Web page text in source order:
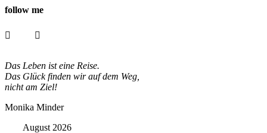
follow me
Das Leben ist eine Reise.
Das Glück finden wir auf dem Weg,
nicht am Ziel!
Monika Minder
August 2026